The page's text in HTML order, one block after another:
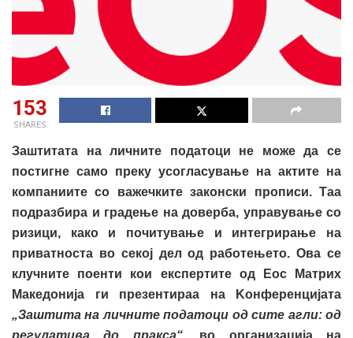
153
SHARES
Заштитата на личните податоци не може да се
постигне само преку усогласување на актите на
компаниите со важечките законски прописи. Таа
подразбира и градење на доверба, управување со
ризици, како и почитување и интегрирање на
приватноста во секој дел од работењето. Ова се
клучните поенти кои експертите од Еос Матрих
Македонија ги презентираа на
Kонференцијата
„Заштита на личните податоци од сите агли: од
регулатива до пракса“, во организација на